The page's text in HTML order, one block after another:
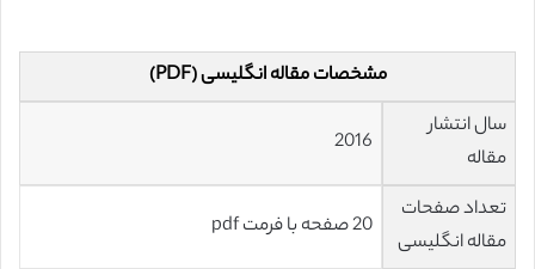
مشخصات مقاله انگلیسی (PDF)
سال انتشار
مقاله
2016
تعداد صفحات
مقاله انگلیسی
20 صفحه با فرمت pdf